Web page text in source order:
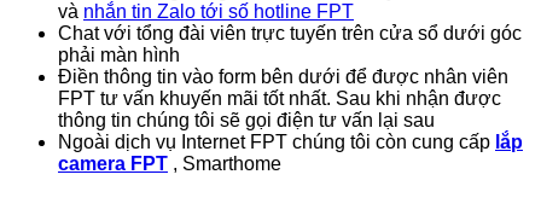
và nhắn tin Zalo tới số hotline FPT
Chat với tổng đài viên trực tuyến trên cửa sổ dưới góc
phải màn hình
Điền thông tin vào form bên dưới để được nhân viên
FPT tư vấn khuyến mãi tốt nhất. Sau khi nhận được
thông tin chúng tôi sẽ gọi điện tư vấn lại sau
Ngoài dịch vụ Internet FPT chúng tôi còn cung cấp lắp
camera FPT , Smarthome